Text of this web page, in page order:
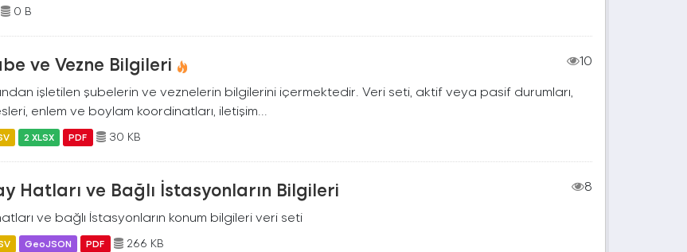
0 B
ve Vezne Bilgileri
10
işletilen şubelerin ve veznelerin bilgilerini içermektedir. Veri seti, aktif veya pasif durumları,
enlem ve boylam koordinatları, iletişim...
2 XLSX PDF 30 KB
Hatları ve Bağlı İstasyonların Bilgileri
8
ve bağlı İstasyonların konum bilgileri veri seti
GeoJSON PDF 266 KB